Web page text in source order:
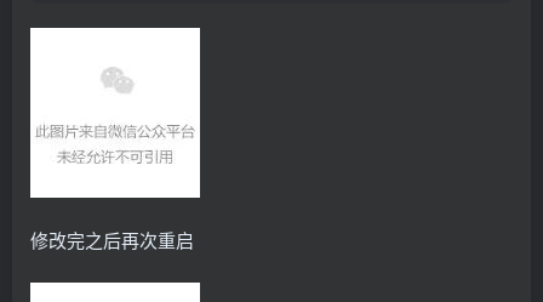
修改完之后再次重启